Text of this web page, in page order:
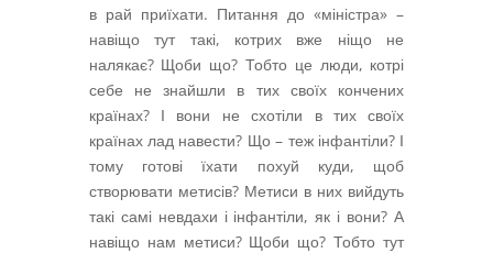
в рай приїхати. Питання до «міністра» –
навіщо тут такі, котрих вже ніщо не
налякає? Щоби що? Тобто це люди, котрі
себе не знайшли в тих своїх кончених
країнах? І вони не схотіли в тих своїх
країнах лад навести? Що – теж інфантіли? І
тому готові їхати похуй куди, щоб
створювати метисів? Метиси в них вийдуть
такі самі невдахи і інфантіли, як і вони? А
навіщо нам метиси? Щоби що? Тобто тут